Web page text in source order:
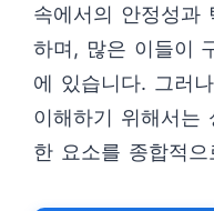
속에서의 안정성과
하며, 많은 이들이
에 있습니다. 그러
이해하기 위해서는
한 요소를 종합적